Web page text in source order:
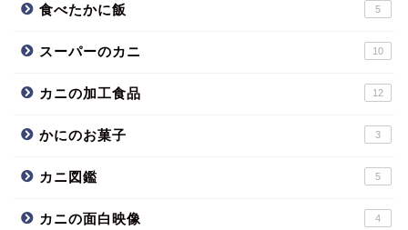
食べたかに飯 5
スーパーのカニ 10
カニの加工食品 12
かにのお菓子 3
カニ図鑑 5
カニの面白映像 4